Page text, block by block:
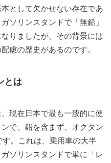
として欠かせない存在であ
ソリンスタンドで「無鉛」
りましたが、その背景には
慮の歴史があるのです。
とは
現在日本で最も一般的に使
で、鉛を含まず、オクタン
。これは、乗用車の大半
ソリンスタンドで単に「レ